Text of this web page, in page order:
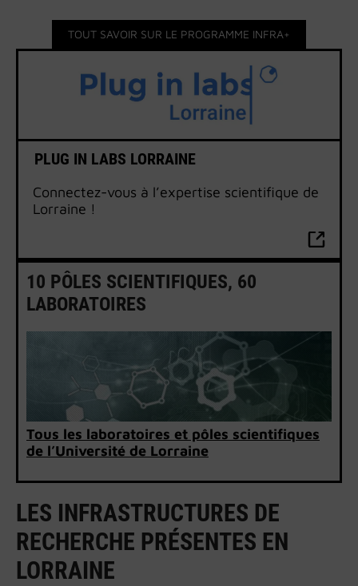
TOUT SAVOIR SUR LE PROGRAMME INFRA+
PLUG IN LABS LORRAINE
Connectez-vous à l’expertise scientifique de
Lorraine !
10 PÔLES SCIENTIFIQUES, 60
LABORATOIRES
Tous les laboratoires et pôles scientifiques
de l’Université de Lorraine
LES INFRASTRUCTURES DE
RECHERCHE PRÉSENTES EN
LORRAINE